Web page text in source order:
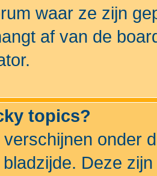
waar ze zijn
af van de
topics?
onder
Deze